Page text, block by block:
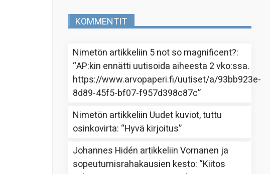
KOMMENTIT
Nimetön artikkeliin 5 not so magnificent?:
“AP:kin ennätti uutisoida aiheesta 2 vko:ssa.
https://www.arvopaperi.fi/uutiset/a/93bb923e-
8d89-45f5-bf07-f957d398c87c”
Nimetön artikkeliin Uudet kuviot, tuttu
osinkovirta: “Hyvä kirjoitus”
Johannes Hidén artikkeliinVornanen ja
sopeutumisrahakausien kesto: “Kiitos